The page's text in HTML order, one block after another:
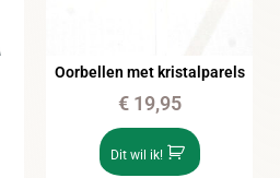
Oorbellen met kristalparels
€19,95
Dit wil ik!